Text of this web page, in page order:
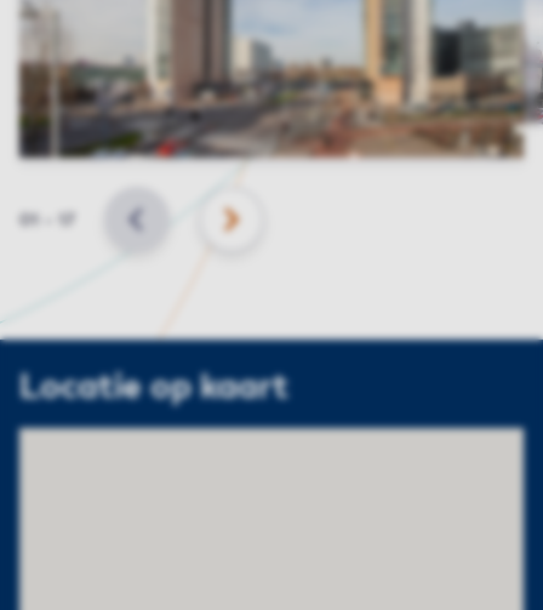
Slide
VORIGE VOLGENDE
Locatie op kaart